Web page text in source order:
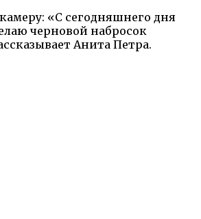
«C сегодняшнего дня
черновой набросок
Анита Петра.